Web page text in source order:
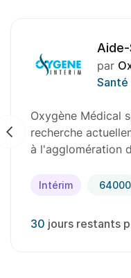
par
Santé
Oxygène Médical
recherche
à l'agglomération
Intérim 64000
30 jours restants